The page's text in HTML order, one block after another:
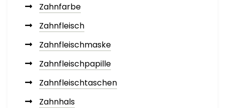
Zahnfarbe
Zahnfleisch
Zahnfleischmaske
Zahnfleischpapille
Zahnfleischtaschen
Zahnhals